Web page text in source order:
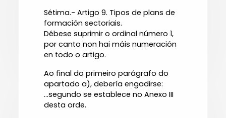
Sétima.- Artigo 9. Tipos de plans de
formación sectoriais.
Débese suprimir o ordinal número 1,
por canto non hai máis numeración
en todo o artigo.
Ao final do primeiro parágrafo do
apartado a), debería engadirse:
...segundo se establece no Anexo III
desta orde.